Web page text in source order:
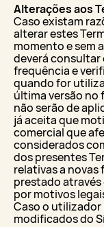
Alterações aos
Caso existam
alterar estes
momento e sem
deverá consultar
frequência e
quando for
última versão no
não serão de
já aceita que
comercial que
considerados
dos presentes
relativas a
prestado
por motivos
Caso o utilizador
modificados do